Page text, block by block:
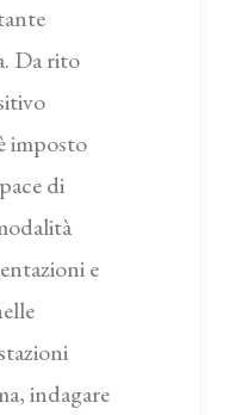
Da rito
imposto
di
e
indagare